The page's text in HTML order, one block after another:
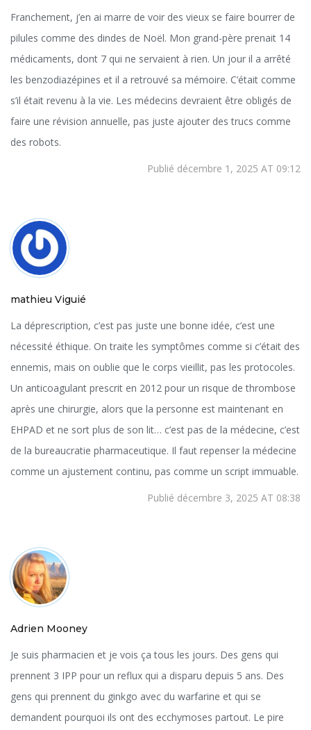
Franchement, j’en ai marre de voir des vieux se faire bourrer de
pilules comme des dindes de Noël. Mon grand-père prenait 14
médicaments, dont 7 qui ne servaient à rien. Un jour il a arrêté
les benzodiazépines et il a retrouvé sa mémoire. C’était comme
s’il était revenu à la vie. Les médecins devraient être obligés de
faire une révision annuelle, pas juste ajouter des trucs comme
des robots.
Publié décembre 1, 2025 AT 09:12
mathieu Viguié
La déprescription, c’est pas juste une bonne idée, c’est une
nécessité éthique. On traite les symptômes comme si c’était des
ennemis, mais on oublie que le corps vieillit, pas les protocoles.
Un anticoagulant prescrit en 2012 pour un risque de thrombose
après une chirurgie, alors que la personne est maintenant en
EHPAD et ne sort plus de son lit… c’est pas de la médecine, c’est
de la bureaucratie pharmaceutique. Il faut repenser la médecine
comme un ajustement continu, pas comme un script immuable.
Publié décembre 3, 2025 AT 08:38
Adrien Mooney
Je suis pharmacien et je vois ça tous les jours. Des gens qui
prennent 3 IPP pour un reflux qui a disparu depuis 5 ans. Des
gens qui prennent du ginkgo avec du warfarine et qui se
demandent pourquoi ils ont des ecchymoses partout. Le pire